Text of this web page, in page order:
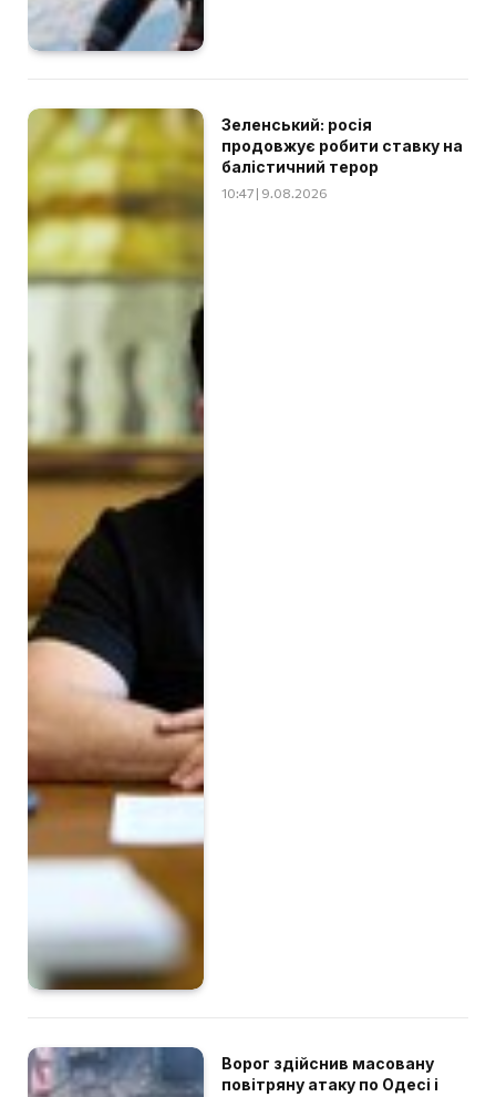
Зеленський: росія
продовжує робити ставку на
балістичний терор
10:47 | 9.08.2026
Ворог здійснив масовану
повітряну атаку по Одесі і